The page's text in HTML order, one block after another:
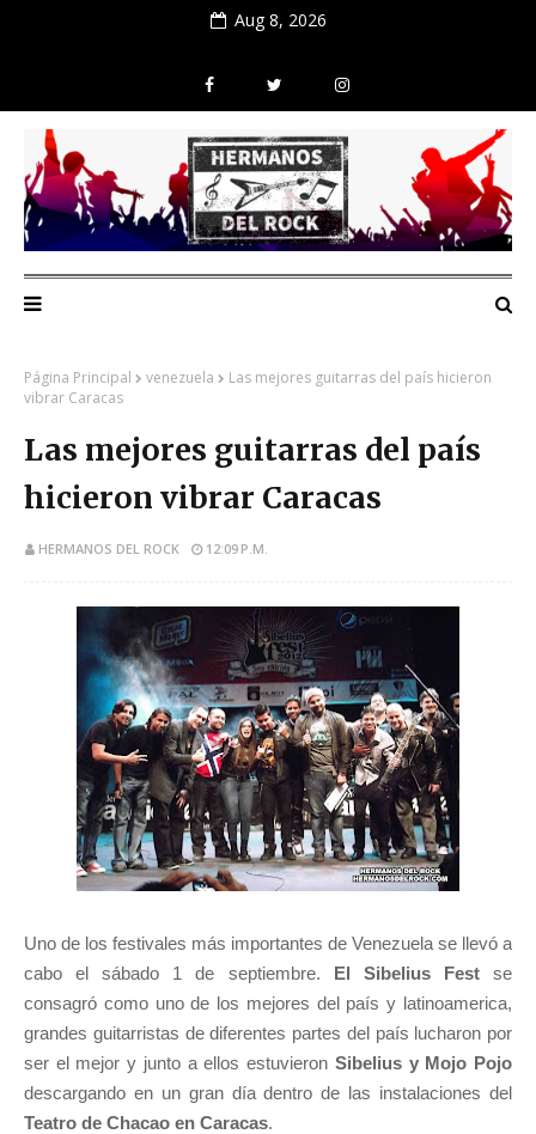
Aug 8, 2026
Página Principal venezuela
Las mejores guitarras del país hicieron
vibrar Caracas
Las mejores guitarras del país
hicieron vibrar Caracas
HERMANOS DEL ROCK 12:09 P.M.
Uno de los festivales más importantes de Venezuela se llevó a
cabo el sábado 1 de septiembre. El Sibelius Festse
consagró como uno de los mejores del país y latinoamerica,
grandes guitarristas de diferentes partes del país lucharon por
ser el mejor y junto a ellos estuvieron Sibelius y Mojo Pojo
descargando en un gran día dentro de las instalaciones del
Teatro de Chacao en Caracas.